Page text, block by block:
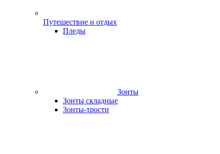
Путешествие и отдых
Пледы
Зонты
Зонты складные
Зонты-трости